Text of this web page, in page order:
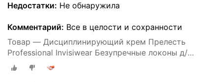
Недостатки: Не обнаружила
Комментарий: Все в целости и сохранности
Товар — Дисциплинирующий крем Прелесть
Professional Invisiwear Безупречные локоны д/
укладки кудрявых и волнистых волос, 150 мл